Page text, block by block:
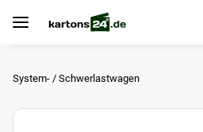
System- / Schwerlastwagen